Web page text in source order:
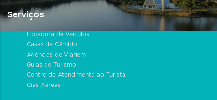
Serviços
Locadora de Veículos
Casas de Câmbio
Agências de Viagem
Guias de Turismo
Centro de Atendimento ao Turista
Cias Aéreas